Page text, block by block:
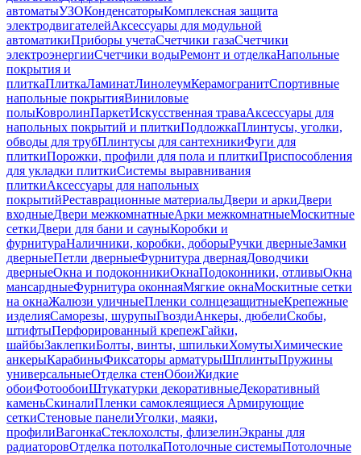
автоматыУЗОКонденсаторыКомплексная защита
электродвигателейАксессуары для модульной
автоматикиПриборы учетаСчетчики газаСчетчики
электроэнергииСчетчики водыРемонт и отделкаНапольные
покрытия и
плиткаПлиткаЛаминатЛинолеумКерамогранитСпортивные
напольные покрытияВиниловые
полыКовролинПаркетИскусственная траваАксессуары для
напольных покрытий и плиткиПодложкаПлинтусы, уголки,
обводы для трубПлинтусы для сантехникиФуги для
плиткиПорожки, профили для пола и плиткиПриспособления
для укладки плиткиСистемы выравнивания
плиткиАксессуары для напольных
покрытийРеставрационные материалыДвери и аркиДвери
входныеДвери межкомнатныеАрки межкомнатныеМоскитные
сеткиДвери для бани и сауныКоробки и
фурнитураНаличники, коробки, доборыРучки дверныеЗамки
дверныеПетли дверныеФурнитура двернаяДоводчики
дверныеОкна и подоконникиОкнаПодоконники, отливыОкна
мансардныеФурнитура оконнаяМягкие окнаМоскитные сетки
на окнаЖалюзи уличныеПленки солнцезащитныеКрепежные
изделияСаморезы, шурупыГвоздиАнкеры, дюбелиСкобы,
штифтыПерфорированный крепежГайки,
шайбыЗаклепкиБолты, винты, шпилькиХомутыХимические
анкерыКарабиныФиксаторы арматурыШплинтыПружины
универсальныеОтделка стенОбоиЖидкие
обоиФотообоиШтукатурки декоративныеДекоративный
каменьСкиналиПленки самоклеящиеся Армирующие
сеткиСтеновые панелиУголки, маяки,
профилиВагонкаСтеклохолсты, флизелинЭкраны для
радиаторовОтделка потолкаПотолочные системыПотолочные